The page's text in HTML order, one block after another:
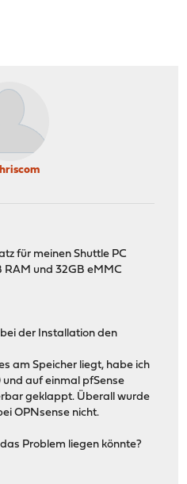
für meinen Shuttle PC
RAM und 32GB eMMC
der Installation den
am Speicher liegt, habe ich
auf einmal pfSense
geklappt. Überall wurde
OPNsense nicht.
Problem liegen könnte?